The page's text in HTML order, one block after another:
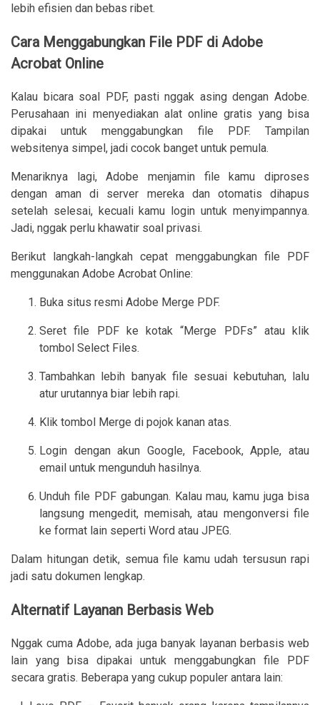
lebih efisien dan bebas ribet.
Cara Menggabungkan File PDF di Adobe
Acrobat Online
Kalau bicara soal PDF, pasti nggak asing dengan Adobe.
Perusahaan ini menyediakan alat online gratis yang bisa
dipakai untuk menggabungkan file PDF. Tampilan
websitenya simpel, jadi cocok banget untuk pemula.
Menariknya lagi, Adobe menjamin file kamu diproses
dengan aman di server mereka dan otomatis dihapus
setelah selesai, kecuali kamu login untuk menyimpannya.
Jadi, nggak perlu khawatir soal privasi.
Berikut langkah-langkah cepat menggabungkan file PDF
menggunakan Adobe Acrobat Online:
Buka situs resmi Adobe Merge PDF.
Seret file PDF ke kotak “Merge PDFs” atau klik
tombol Select Files.
Tambahkan lebih banyak file sesuai kebutuhan, lalu
atur urutannya biar lebih rapi.
Klik tombol Merge di pojok kanan atas.
Login dengan akun Google, Facebook, Apple, atau
email untuk mengunduh hasilnya.
Unduh file PDF gabungan. Kalau mau, kamu juga bisa
langsung mengedit, memisah, atau mengonversi file
ke format lain seperti Word atau JPEG.
Dalam hitungan detik, semua file kamu udah tersusun rapi
jadi satu dokumen lengkap.
Alternatif Layanan Berbasis Web
Nggak cuma Adobe, ada juga banyak layanan berbasis web
lain yang bisa dipakai untuk menggabungkan file PDF
secara gratis. Beberapa yang cukup populer antara lain: